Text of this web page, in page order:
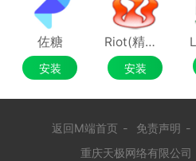
佐糖
安装
Riot(精准优化图像大小)
安装
返回M端首页 - 免责声明 -
重庆天极网络有限公司